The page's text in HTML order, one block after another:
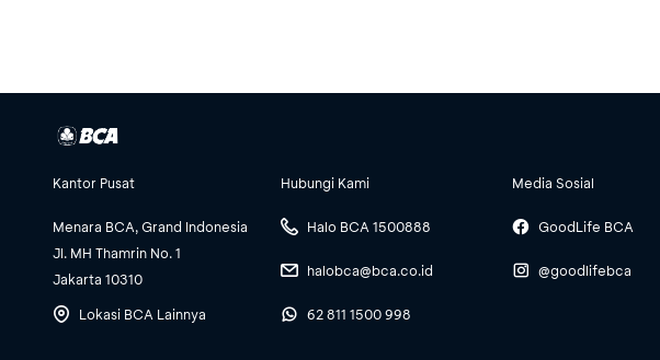
Kantor Pusat
Menara BCA, Grand Indonesia
Jl. MH Thamrin No. 1
Jakarta 10310
Lokasi BCA Lainnya
Hubungi Kami
Halo BCA 1500888
halobca@bca.co.id
62 811 1500 998
Media Sosial
GoodLife BCA
@goodlifebca